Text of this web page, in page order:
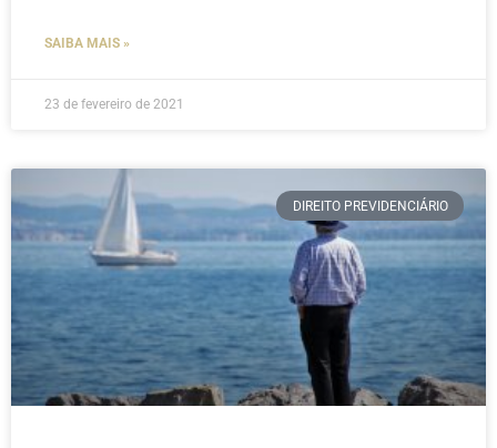
SAIBA MAIS »
23 de fevereiro de 2021
DIREITO PREVIDENCIÁRIO